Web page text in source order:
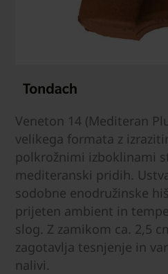
Veneton 14 (Mediteran
velikega formata z
polkrožnimi izboklinami
mediteranski pridih.
sodobne enodružinske
prijeten ambient in
slog. Z zamikom ca. 2,5
zagotavlja tesnjenje in
nalivi.